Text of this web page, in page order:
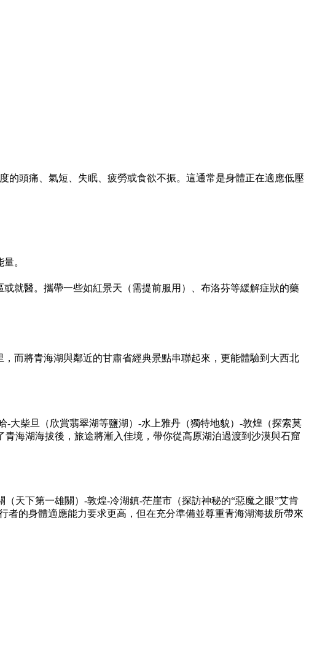
的頭痛、氣短、失眠、疲勞或食欲不振。這通常是身體正在適應低壓
。
就醫。攜帶一些如紅景天（需提前服用）、布洛芬等緩解症狀的藥
而將青海湖與鄰近的甘肅省經典景點串聯起來，更能體驗到大西北
大柴旦（欣賞翡翠湖等鹽湖）-水上雅丹（獨特地貌）-敦煌（探索莫
海湖海拔後，旅途將漸入佳境，帶你從高原湖泊過渡到沙漠與石窟
天下第一雄關）-敦煌-冷湖鎮-茫崖市（探訪神秘的“惡魔之眼”艾肯
的身體適應能力要求更高，但在充分準備並尊重青海湖海拔所帶來